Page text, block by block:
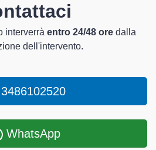
interverrà entro 24/48 ore dalla
dell'intervento.
3486102520
WhatsApp